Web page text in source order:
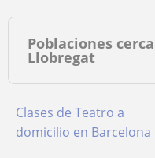
Poblaciones
Llobregat
Clases de Teatro a
domicilio en Barcelona